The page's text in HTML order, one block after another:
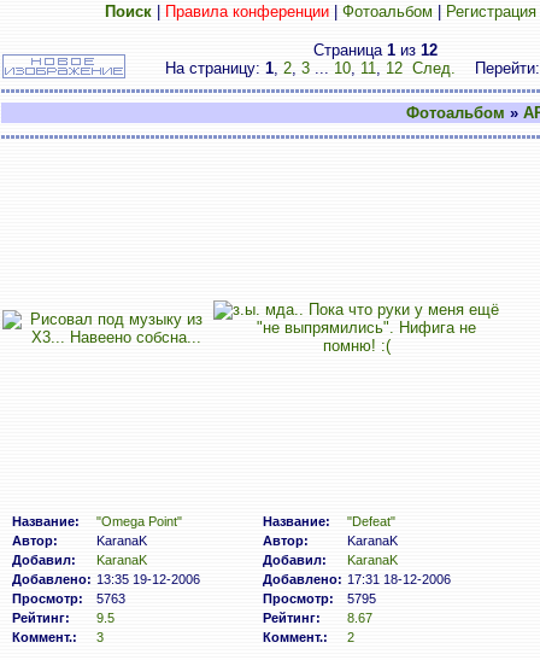
Поиск Правила конференции Фотоальбом Регистрация
Страница 1из 12
На страницу: 1, 2, 3... 10, 11, 12 След.
Фотоальбом »
Название:
"Omega Point"
Автор:
KaranaK
Добавил:
KaranaK
Добавлено: 13:35 19-12-2006
Просмотр:
5763
Рейтинг:
9.5
Коммент.:
3
Название:
"Defeat"
Автор:
KaranaK
Добавил:
KaranaK
Добавлено: 17:31 18-12-2006
Просмотр:
5795
Рейтинг:
8.67
Коммент.:
2